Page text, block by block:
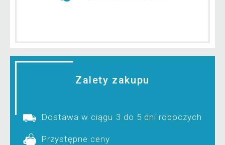
Zalety zakupu
Dostawa w ciągu 3 do 5 dni roboczych
Przystępne ceny